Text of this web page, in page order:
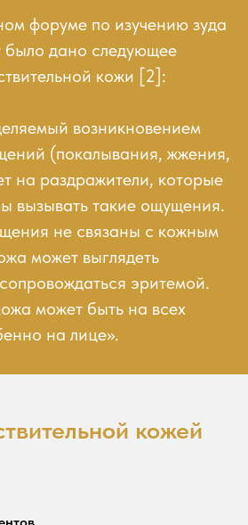
форуме по изучению зуда
было дано следующее
кожи [2]:
возникновением
(покалывания, жжения,
на раздражители, которые
вызывать такие ощущения.
не связаны с кожным
может выглядеть
эритемой.
может быть на всех
на лице».
кожей